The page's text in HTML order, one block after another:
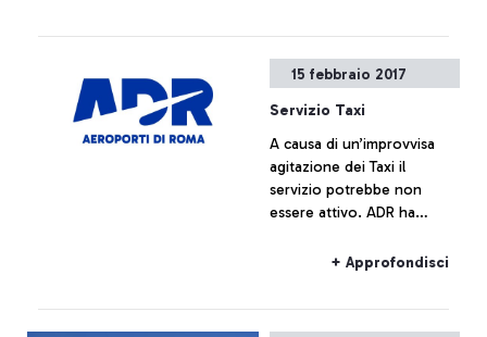
15 febbraio 2017
Servizio Taxi
A causa di un’improvvisa
agitazione dei Taxi il
servizio potrebbe non
essere attivo. ADR ha
gratuito di navetta
+ Approfondisci